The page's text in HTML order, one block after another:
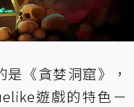
《貪婪洞窟》，
遊戲的特色－